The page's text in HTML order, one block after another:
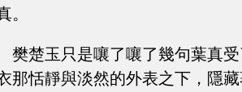
。
樊楚玉只是嚷了嚷了幾句葉真
那恬靜與淡然的外表之下，隱